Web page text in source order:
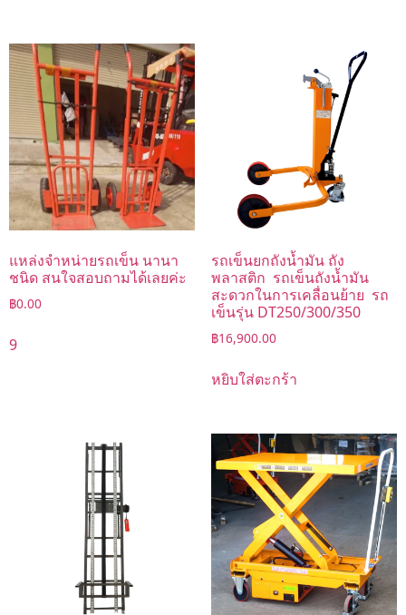
แหล่งจำหน่ายรถเข็น นานา
ชนิด สนใจสอบถามได้เลยค่ะ
฿0.00
9
รถเข็นยกถังน้ำมัน ถัง
พลาสติก รถเข็นถังน้ำมัน
สะดวกในการเคลื่อนย้าย รถ
เข็นรุ่น DT250/300/350
฿16,900.00
หยิบใส่ตะกร้า